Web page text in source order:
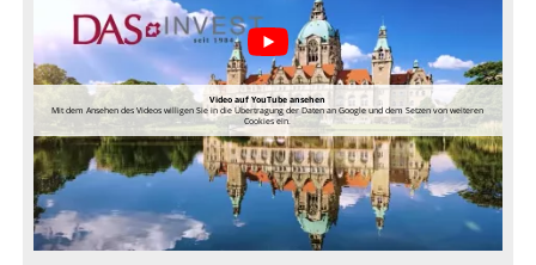
Video auf YouTube ansehen
Mit dem Ansehen des Videos willigen Sie in die Übertragung der Daten an Google und dem Setzen von weiteren
Cookies ein.